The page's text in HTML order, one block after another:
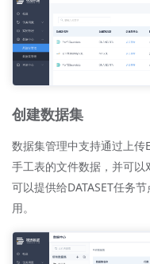
创建数据集
数据集管理中支持通过上传
手工表的文件数据，并可
可以提供给DATASET任务
用。